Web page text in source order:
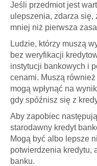
Jeśli przedmiot jest
ulepszenia, zdarza się,
mniej niż pierwsza
Ludzie, którzy muszą
bez weryfikacji
instytucji bankowych i
cenami. Muszą
mogą wpłynąć na
gdy spóźnisz się z
Aby zapobiec
starodawny kredyt
Mogą być albo lepsze
potwierdzenia kredytu,
banku.